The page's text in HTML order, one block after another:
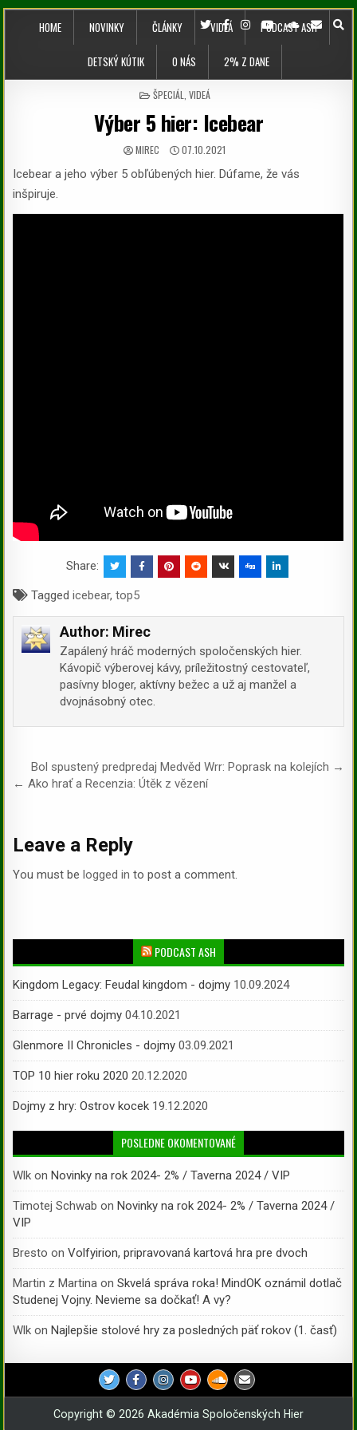
HOME NOVINKY ČLÁNKY VIDEÁ PODCAST ASH
DETSKÝ KÚTIK O NÁS 2% Z DANE
POSTED IN
ŠPECIÁL VIDEÁ
Výber 5 hier: Icebear
MIREC 07.10.2021
Icebear a jeho výber 5 obľúbených hier. Dúfame, že vás
inšpiruje.
Share:
Taggedicebear,top5
Author: Mirec
Zapálený hráč moderných spoločenských hier.
Kávopič výberovej kávy, príležitostný cestovateľ,
pasívny bloger, aktívny bežec a už aj manžel a
dvojnásobný otec.
Post navigation
Bol spustený predpredaj Medvěd Wrr: Poprask na kolejích →
← Ako hrať a Recenzia: Útěk z vězení
Leave a Reply
You must belogged in to post a comment.
PODCAST ASH
Kingdom Legacy: Feudal kingdom - dojmy 10.09.2024
Barrage - prvé dojmy 04.10.2021
Glenmore II Chronicles - dojmy 03.09.2021
TOP 10 hier roku 2020 20.12.2020
Dojmy z hry: Ostrov kocek 19.12.2020
POSLEDNE OKOMENTOVANÉ
Wlk onNovinky na rok 2024- 2% / Taverna 2024 / VIP
Timotej Schwab onNovinky na rok 2024- 2% / Taverna 2024 /
VIP
Bresto onVolfyirion, pripravovaná kartová hra pre dvoch
Martin z Martina onSkvelá správa roka! MindOK oznámil dotlač
Studenej Vojny. Nevieme sa dočkať! A vy?
Wlk onNajlepšie stolové hry za posledných päť rokov (1. časť)
Copyright © 2026 Akadémia Spoločenských Hier